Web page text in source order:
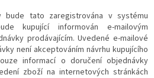
bude tato zaregistrována v systému
kupující informován e-mailovým
prodávajícím. Uvedené e-mailové
není akceptováním návrhu kupujícího
informací o doručení objednávky
zboží na internetových stránkách